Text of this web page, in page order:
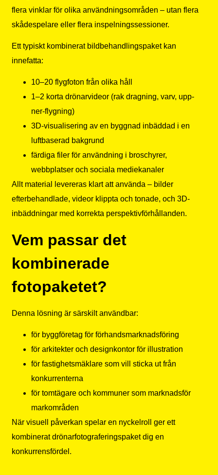
flera vinklar för olika användningsområden – utan flera
skådespelare eller flera inspelningssessioner.
Ett typiskt kombinerat bildbehandlingspaket kan
innefatta:
10–20 flygfoton från olika håll
1–2 korta drönarvideor (rak dragning, varv, upp-
ner-flygning)
3D-visualisering av en byggnad inbäddad i en
luftbaserad bakgrund
färdiga filer för användning i broschyrer,
webbplatser och sociala mediekanaler
Allt material levereras klart att använda – bilder
efterbehandlade, videor klippta och tonade, och 3D-
inbäddningar med korrekta perspektivförhållanden.
Vem passar det
kombinerade
fotopaketet?
Denna lösning är särskilt användbar:
för byggföretag för förhandsmarknadsföring
för arkitekter och designkontor för illustration
för fastighetsmäklare som vill sticka ut från
konkurrenterna
för tomtägare och kommuner som marknadsför
markområden
När visuell påverkan spelar en nyckelroll ger ett
kombinerat drönarfotograferingspaket dig en
konkurrensfördel.